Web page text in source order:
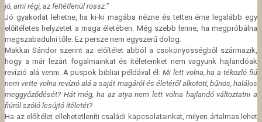
jó, ami régi, az feltétlenül rossz.”
Jó gyakorlat lehetne, ha ki-ki magába nézne és tetten érne legalább egy
előítéletes helyzetet a maga életében. Még szebb lenne, ha megpróbálna
megszabadulni tőle. Ez persze nem egyszerű dolog.
Makkai Sándor szerint az előítélet abból a csökönyösségből származik,
hogy a már lezárt fogalmainkat és ítéleteinket nem vagyunk hajlandóak
revízió alá venni. A püspök bibliai példával él: Mi lett volna, ha a tékozló fiú
nem vette volna revízió alá a saját magáról és életéről alkotott, bűnös, halálos
meggyőződését? Hát még, ha az atya nem lett volna hajlandó változtatni a
fiúról szóló lesújtó ítéletét?
Ha az előítélet ellehetetleníti családi kapcsolatainkat, milyen ártalmas lehet